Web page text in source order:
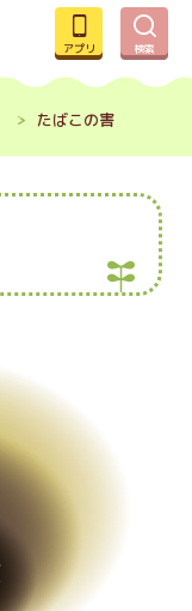
アプリ 検索
たばこの害